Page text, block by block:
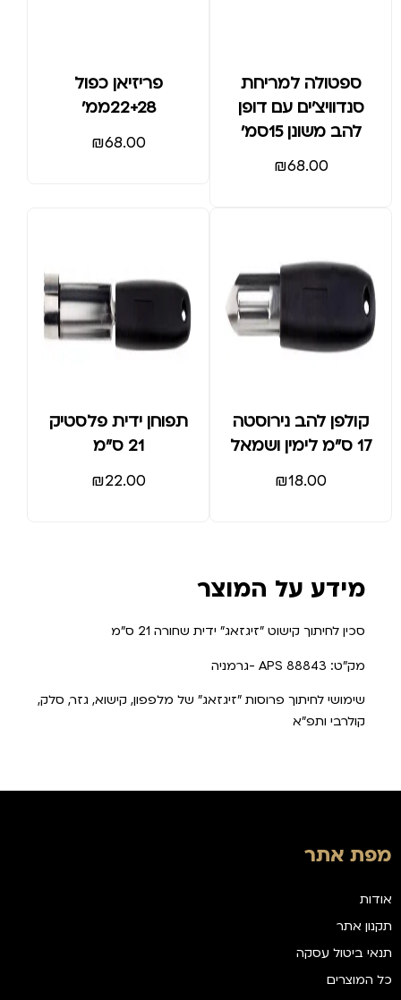
ספטולה למריחת
סנדוויצ'ים עם דופן
להב משונן 15סמ'
₪68.00
פריזיאן כפול
22+28ממ'
₪68.00
קולפן להב נירוסטה
17 ס"מ לימין ושמאל
₪18.00
תפוחן ידית פלסטיק
21 ס"מ
₪22.00
מידע על המוצר
סכין לחיתוך קישוט "זיגזאג" ידית שחורה 21 ס"מ
מק"ט: 88843 APS -גרמניה
שימושי לחיתוך פרוסות "זיגזאג" של מלפפון, קישוא, גזר, סלק,
קולרבי ותפ"א
מפת אתר
אודות
תקנון אתר
תנאי ביטול עסקה
כל המוצרים